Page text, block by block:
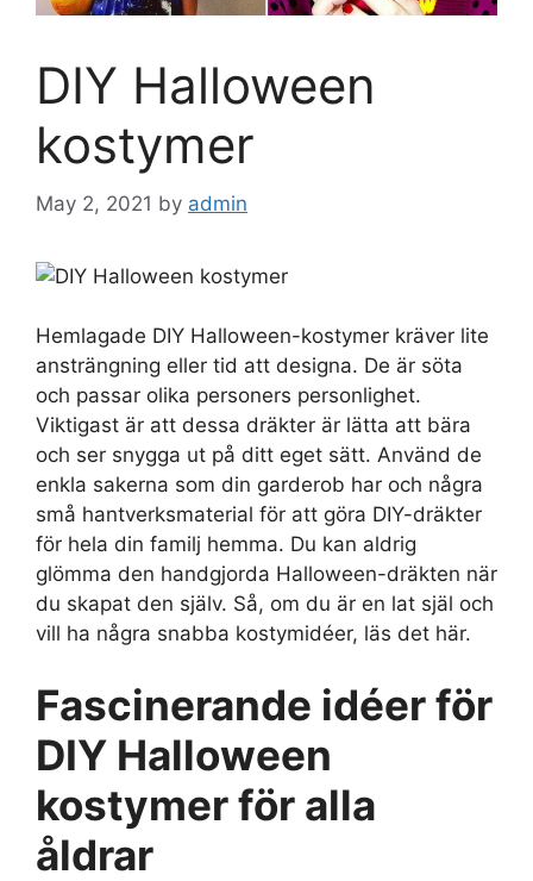
DIY Halloween
kostymer
May 2, 2021 by admin
Hemlagade DIY Halloween-kostymer kräver lite
ansträngning eller tid att designa. De är söta
och passar olika personers personlighet.
Viktigast är att dessa dräkter är lätta att bära
och ser snygga ut på ditt eget sätt. Använd de
enkla sakerna som din garderob har och några
små hantverksmaterial för att göra DIY-dräkter
för hela din familj hemma. Du kan aldrig
glömma den handgjorda Halloween-dräkten när
du skapat den själv. Så, om du är en lat själ och
vill ha några snabba kostymidéer, läs det här.
Fascinerande idéer för
DIY Halloween
kostymer för alla
åldrar